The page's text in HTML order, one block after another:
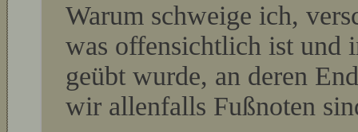
Warum schweige ich,
was offensichtlich ist und
geübt wurde, an deren
wir allenfalls Fußnoten